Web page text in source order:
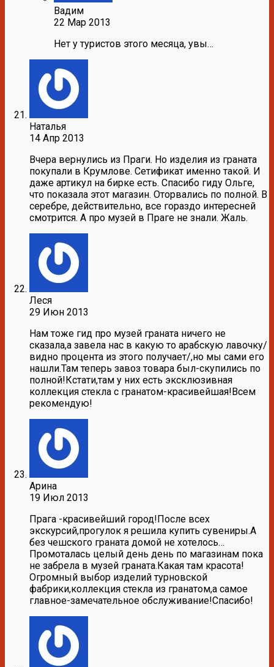
Вадим
22 Мар 2013
Нет у туристов этого месяца, увы…
Наталья
14 Апр 2013
Вчера вернулись из Праги. Но изделия из граната
покупали в Крумлове. Сетификат именно такой. И
даже артикул на бирке есть. Спасибо гиду Ольге,
что показала этот магазин. Оторвались по полной. В
серебре, действительно, все гораздо интересней
смотрится. А про музей в Праге не знали. Жаль.
Леся
29 Июн 2013
Нам тоже гид про музей граната ничего не
сказала,а завела нас в какую то арабскую лавочку/
видно процента из этого получает/,но мы сами его
нашли.Там теперь завоз товара был-скупились по
полной!Кстати,там у них есть эксклюзивная
коллекция стекла с гранатом-красивейшая!Всем
рекомендую!
Арина
19 Июл 2013
Прага -красивейший город!После всех
экскурсий,прогулок я решила купить сувениры.А
без чешского граната домой не хотелось…
Промоталась целый день день по магазинам пока
не забрела в музей граната.Какая там красота!
Огромный выбор изделий турновской
фабрики,коллекция стекла из гранатом,а самое
главное-замечательное обслуживание!Спасибо!